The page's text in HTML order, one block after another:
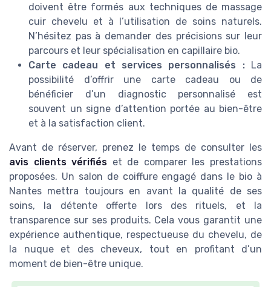
doivent être formés aux techniques de massage
cuir chevelu et à l’utilisation de soins naturels.
N’hésitez pas à demander des précisions sur leur
parcours et leur spécialisation en capillaire bio.
Carte cadeau et services personnalisés :La
possibilité d’offrir une carte cadeau ou de
bénéficier d’un diagnostic personnalisé est
souvent un signe d’attention portée au bien-être
et à la satisfaction client.
Avant de réserver, prenez le temps de consulter les
avis clients vérifiés et de comparer les prestations
proposées. Un salon de coiffure engagé dans le bio à
Nantes mettra toujours en avant la qualité de ses
soins, la détente offerte lors des rituels, et la
transparence sur ses produits. Cela vous garantit une
expérience authentique, respectueuse du chevelu, de
la nuque et des cheveux, tout en profitant d’un
moment de bien-être unique.